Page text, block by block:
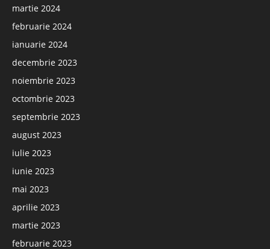
martie 2024
februarie 2024
ianuarie 2024
decembrie 2023
noiembrie 2023
octombrie 2023
septembrie 2023
august 2023
iulie 2023
iunie 2023
mai 2023
aprilie 2023
martie 2023
februarie 2023